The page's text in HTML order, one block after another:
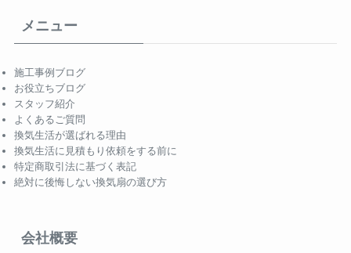
メニュー
施工事例ブログ
お役立ちブログ
スタッフ紹介
よくあるご質問
換気生活が選ばれる理由
換気生活に見積もり依頼をする前に
特定商取引法に基づく表記
絶対に後悔しない換気扇の選び方
会社概要